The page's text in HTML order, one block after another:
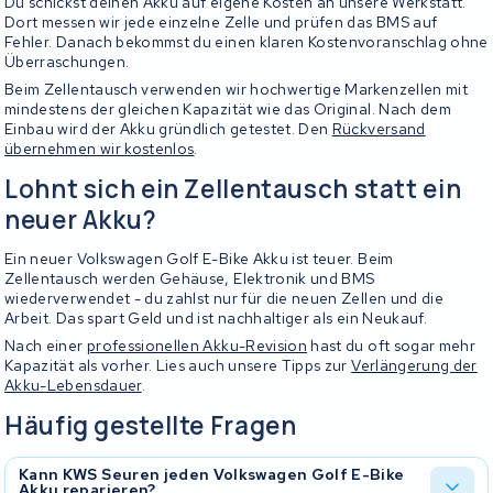
Dort messen wir jede einzelne Zelle und prüfen das BMS auf
Fehler. Danach bekommst du einen klaren Kostenvoranschlag ohne
Überraschungen.
Beim Zellentausch verwenden wir hochwertige Markenzellen mit
mindestens der gleichen Kapazität wie das Original. Nach dem
Einbau wird der Akku gründlich getestet. Den Rückversand
übernehmen wir kostenlos.
Lohnt sich ein Zellentausch statt ein
neuer Akku?
Ein neuer Volkswagen Golf E-Bike Akku ist teuer. Beim
Zellentausch werden Gehäuse, Elektronik und BMS
wiederverwendet - du zahlst nur für die neuen Zellen und die
Arbeit. Das spart Geld und ist nachhaltiger als ein Neukauf.
Nach einer professionellen Akku-Revision hast du oft sogar mehr
Kapazität als vorher. Lies auch unsere Tipps zurVerlängerung der
Akku-Lebensdauer.
Häufig gestellte Fragen
Kann KWS Seuren jeden Volkswagen Golf E-Bike